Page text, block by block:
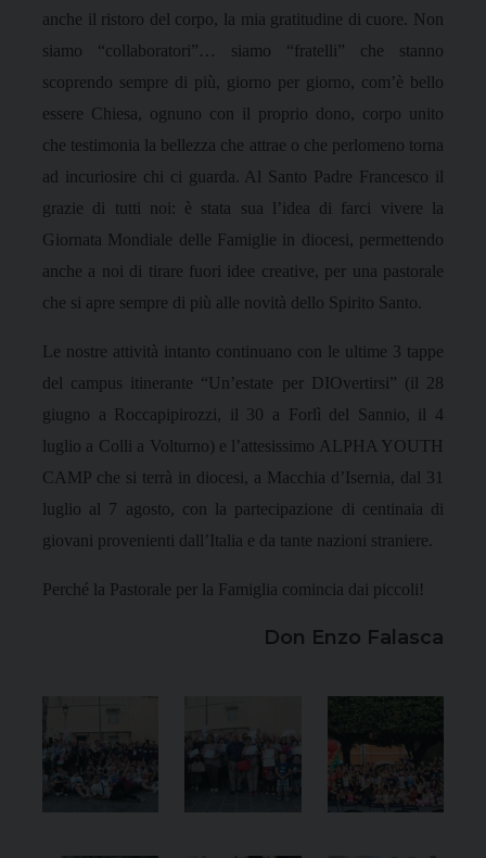
anche il ristoro del corpo, la mia gratitudine di cuore. Non
siamo “collaboratori”… siamo “fratelli” che stanno
scoprendo sempre di più, giorno per giorno, com’è bello
essere Chiesa, ognuno con il proprio dono, corpo unito
che testimonia la bellezza che attrae o che perlomeno torna
ad incuriosire chi ci guarda. Al Santo Padre Francesco il
grazie di tutti noi: è stata sua l’idea di farci vivere la
Giornata Mondiale delle Famiglie in diocesi, permettendo
anche a noi di tirare fuori idee creative, per una pastorale
che si apre sempre di più alle novità dello Spirito Santo.
Le nostre attività intanto continuano con le ultime 3 tappe
del campus itinerante “Un’estate per DIOvertirsi” (il 28
giugno a Roccapipirozzi, il 30 a Forlì del Sannio, il 4
luglio a Colli a Volturno) e l’attesissimo ALPHA YOUTH
CAMP che si terrà in diocesi, a Macchia d’Isernia, dal 31
luglio al 7 agosto, con la partecipazione di centinaia di
giovani provenienti dall’Italia e da tante nazioni straniere.
Perché la Pastorale per la Famiglia comincia dai piccoli!
Don Enzo Falasca